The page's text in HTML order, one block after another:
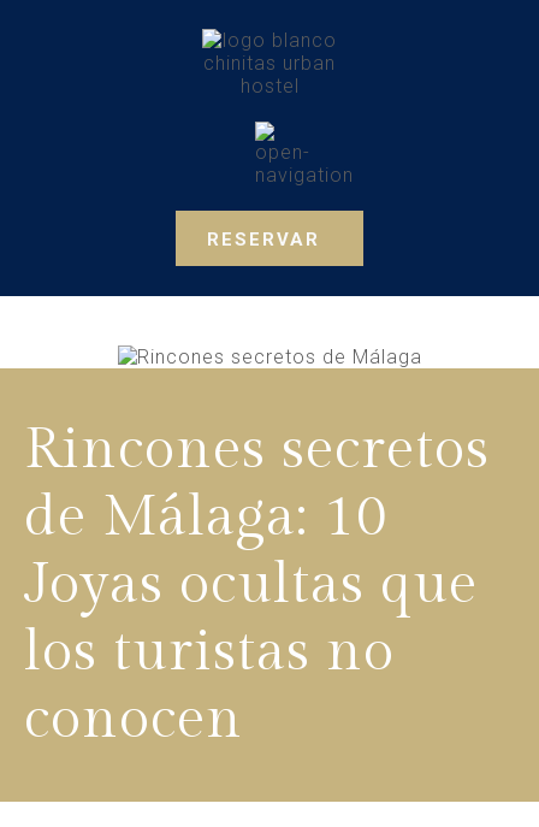
RESERVAR
Rincones secretos
de Málaga: 10
Joyas ocultas que
los turistas no
conocen